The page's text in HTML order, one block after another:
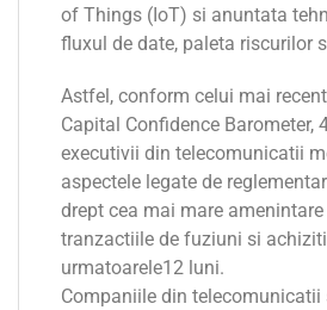
of Things (IoT) si anuntata
fluxul de date, paleta riscurilor
Astfel, conform celui mai
Capital Confidence Barometer,
executivii din telecomunicatii
aspectele legate de
drept cea mai mare amenintare
tranzactiile de fuziuni si
urmatoarele12 luni.
Companiile din telecomunicatii